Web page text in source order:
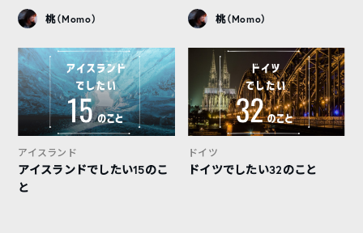
桃（Momo） 桃（Momo）
アイスランド
アイスランドでしたい15のこ
と
ドイツ
ドイツでしたい32のこと